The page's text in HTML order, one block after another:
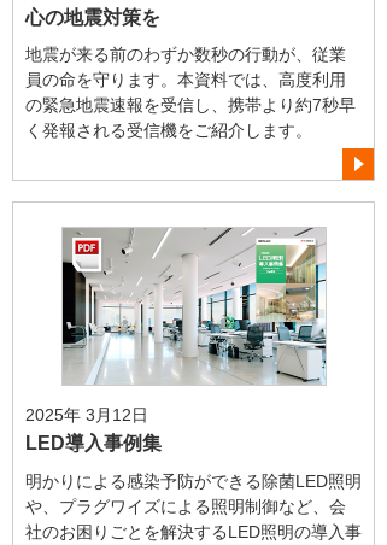
心の地震対策を
地震が来る前のわずか数秒の行動が、従業
員の命を守ります。本資料では、高度利用
の緊急地震速報を受信し、携帯より約7秒早
く発報される受信機をご紹介します。
2025年 3月12日
LED導入事例集
明かりによる感染予防ができる除菌LED照明
や、プラグワイズによる照明制御など、会
社のお困りごとを解決するLED照明の導入事